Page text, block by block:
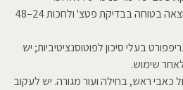
המלצה לדילול 1–2% לתוצאה בטוחה בבדיקת פטצ' ולחכות 24–48
בעלי סיכון לפוטוסנציטיביות; יש
שימוש.
כאבי ראש, בחילה ועור מגורה. יש לעקוב